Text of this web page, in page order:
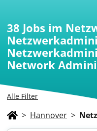
Alle Filter
38 Jobs im
Network
> Hannover >